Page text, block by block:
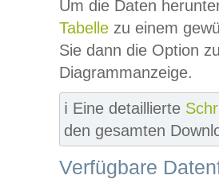
Um die Daten
Tabelle zu einem
Sie dann die Option
Diagrammanzeige.
ℹ️ Eine detaillierte
den gesamten
Verfügbare